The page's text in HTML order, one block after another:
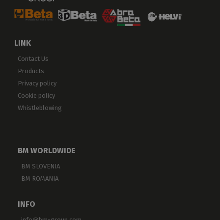
LINK
Contact Us
Products
Privacy policy
Cookie policy
Whistleblowing
BM WORLDWIDE
BM SLOVENIA
BM ROMANIA
INFO